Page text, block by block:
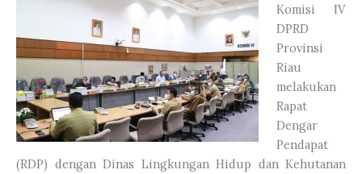
Komisi IV
DPRD
Provinsi
Riau
melakukan
Rapat
Dengar
Pendapat
(RDP) dengan Dinas Lingkungan Hidup dan Kehutanan